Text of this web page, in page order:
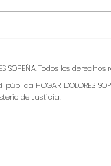
SOPEÑA. Todos los derechos
HOGAR DOLORES
de Justicia.